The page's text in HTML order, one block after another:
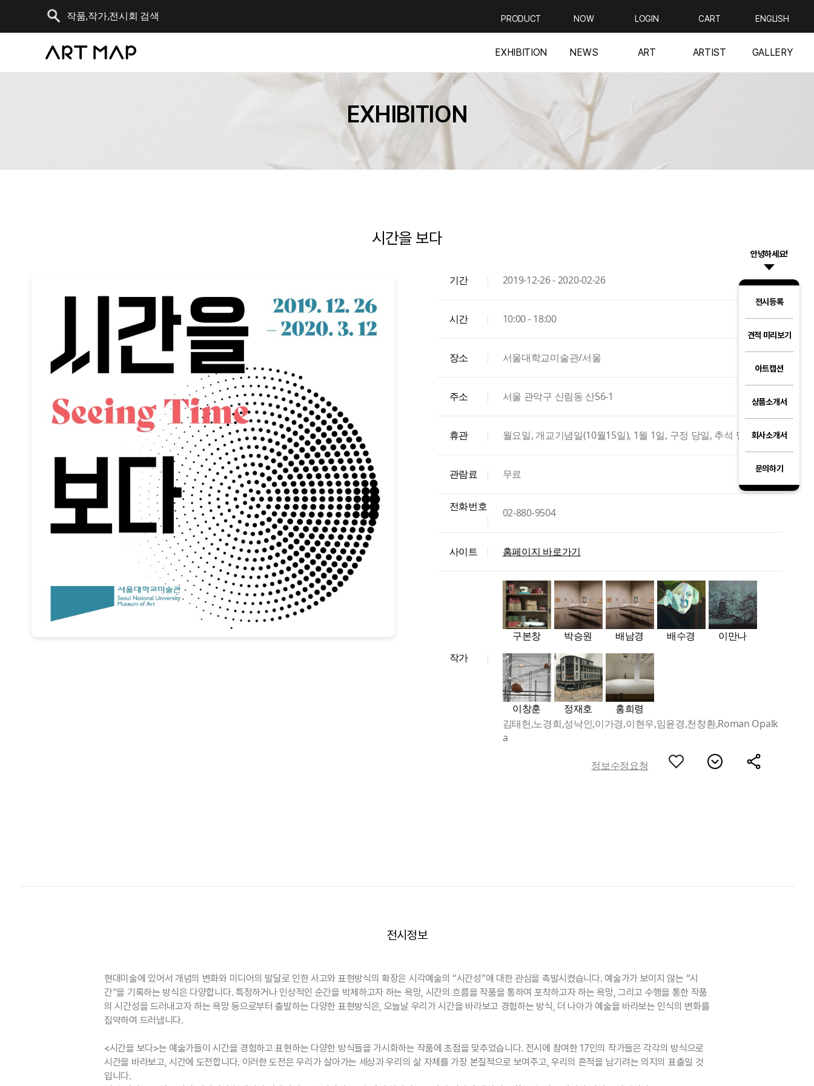
PRODUCT NOW LOGIN CART ENGLISH
EXHIBITION NEWS ART ARTIST GALLERY
안녕하세요!
전시등록
견적 미리보기
아트캡션
상품소개서
회사소개서
문의하기
EXHIBITION
시간을 보다
기간 | 2019-12-26 - 2020-02-26
시간 | 10:00 - 18:00
장소 | 서울대학교미술관/서울
주소 | 서울 관악구 신림동 산56-1
휴관 | 월요일, 개교기념일(10월15일), 1월 1일, 구정 당일, 추석 당일
관람료 | 무료
전화번호
|
02-880-9504
사이트 | 홈페이지 바로가기
작가 |
구본창 박승원 배남경 배수경 이만나
이창훈 정재호
홍희령
김태헌,노경희,성낙인,이가경,이현우,임윤경,천창환,Roman Opalk
a
정보수정요청
전시정보
현대미술에 있어서 개념의 변화와 미디어의 발달로 인한 사고와 표현방식의 확장은 시각예술의 “시간성”에 대한 관심을 촉발시켰습니다. 예술가가 보이지 않는 “시
간”을 기록하는 방식은 다양합니다. 특정하거나 인상적인 순간을 박제하고자 하는 욕망, 시간의 흐름을 작품을 통하여 포착하고자 하는 욕망, 그리고 수행을 통한 작품
의 시간성을 드러내고자 하는 욕망 등으로부터 출발하는 다양한 표현방식은, 오늘날 우리가 시간을 바라보고 경험하는 방식, 더 나아가 예술을 바라보는 인식의 변화를
집약하여 드러냅니다.
<시간을 보다>는 예술가들이 시간을 경험하고 표현하는 다양한 방식들을 가시화하는 작품에 초점을 맞추었습니다. 전시에 참여한 17인의 작가들은 각각의 방식으로
시간을 바라보고, 시간에 도전합니다. 이러한 도전은 우리가 살아가는 세상과 우리의 삶 자체를 가장 본질적으로 보여주고, 우리의 흔적을 남기려는 의지의 표출일 것
입니다.